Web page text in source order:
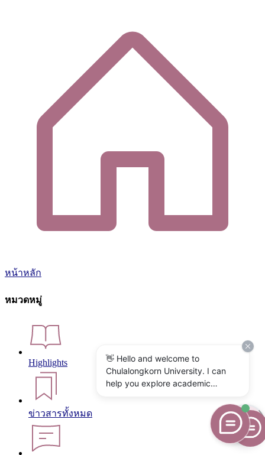
หน้าหลัก
หมวดหมู่
Highlights
ข่าวสารทั้งหมด
👋 Hello and welcome to
Chulalongkorn University. I can
help you explore academic